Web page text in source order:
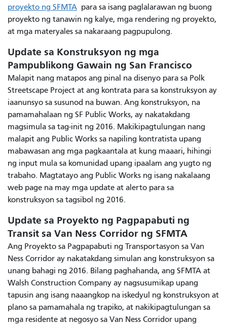
proyekto ng SFMTA para sa isang paglalarawan ng buong
proyekto ng tanawin ng kalye, mga rendering ng proyekto,
at mga materyales sa nakaraang pagpupulong.
Update sa Konstruksyon ng mga
Pampublikong Gawain ng San Francisco
Malapit nang matapos ang pinal na disenyo para sa Polk
Streetscape Project at ang kontrata para sa konstruksyon ay
iaanunsyo sa susunod na buwan. Ang konstruksyon, na
pamamahalaan ng SF Public Works, ay nakatakdang
magsimula sa tag-init ng 2016. Makikipagtulungan nang
malapit ang Public Works sa napiling kontratista upang
mabawasan ang mga pagkaantala at kung maaari, hihingi
ng input mula sa komunidad upang ipaalam ang yugto ng
trabaho. Magtatayo ang Public Works ng isang nakalaang
web page na may mga update at alerto para sa
konstruksyon sa tagsibol ng 2016.
Update sa Proyekto ng Pagpapabuti ng
Transit sa Van Ness Corridor ng SFMTA
Ang Proyekto sa Pagpapabuti ng Transportasyon sa Van
Ness Corridor ay nakatakdang simulan ang konstruksyon sa
unang bahagi ng 2016. Bilang paghahanda, ang SFMTA at
Walsh Construction Company ay nagsusumikap upang
tapusin ang isang naaangkop na iskedyul ng konstruksyon at
plano sa pamamahala ng trapiko, at nakikipagtulungan sa
mga residente at negosyo sa Van Ness Corridor upang